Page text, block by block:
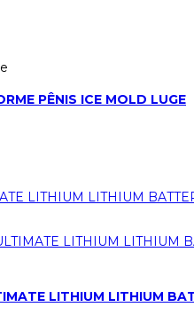
PÊNIS ICE MOLD LUGE
LITHIUM LITHIUM